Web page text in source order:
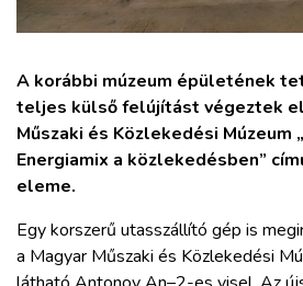
BELÉPÉS
REGISZTRÁCIÓ
A korábbi múzeum épületének
teljes külső felújítást végeztek
Műszaki és Közlekedési Múzeum
Energiamix a közlekedésben”
eleme.
Egy korszerű utasszállító gép is
a Magyar Műszaki és Közlekedési